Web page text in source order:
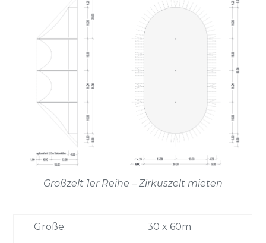
Großzelt 1er Reihe – Zirkuszelt mieten
Größe: 30 x 60m